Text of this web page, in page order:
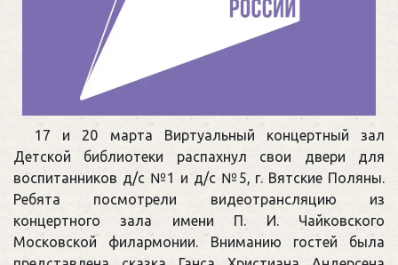
17 и 20 марта Виртуальный концертный зал
Детской библиотеки распахнул свои двери для
воспитанников д/с №1 и д/с №5, г. Вятские Поляны.
Ребята посмотрели видеотрансляцию из
концертного зала имени П. И. Чайковского
Московской филармонии. Вниманию гостей была